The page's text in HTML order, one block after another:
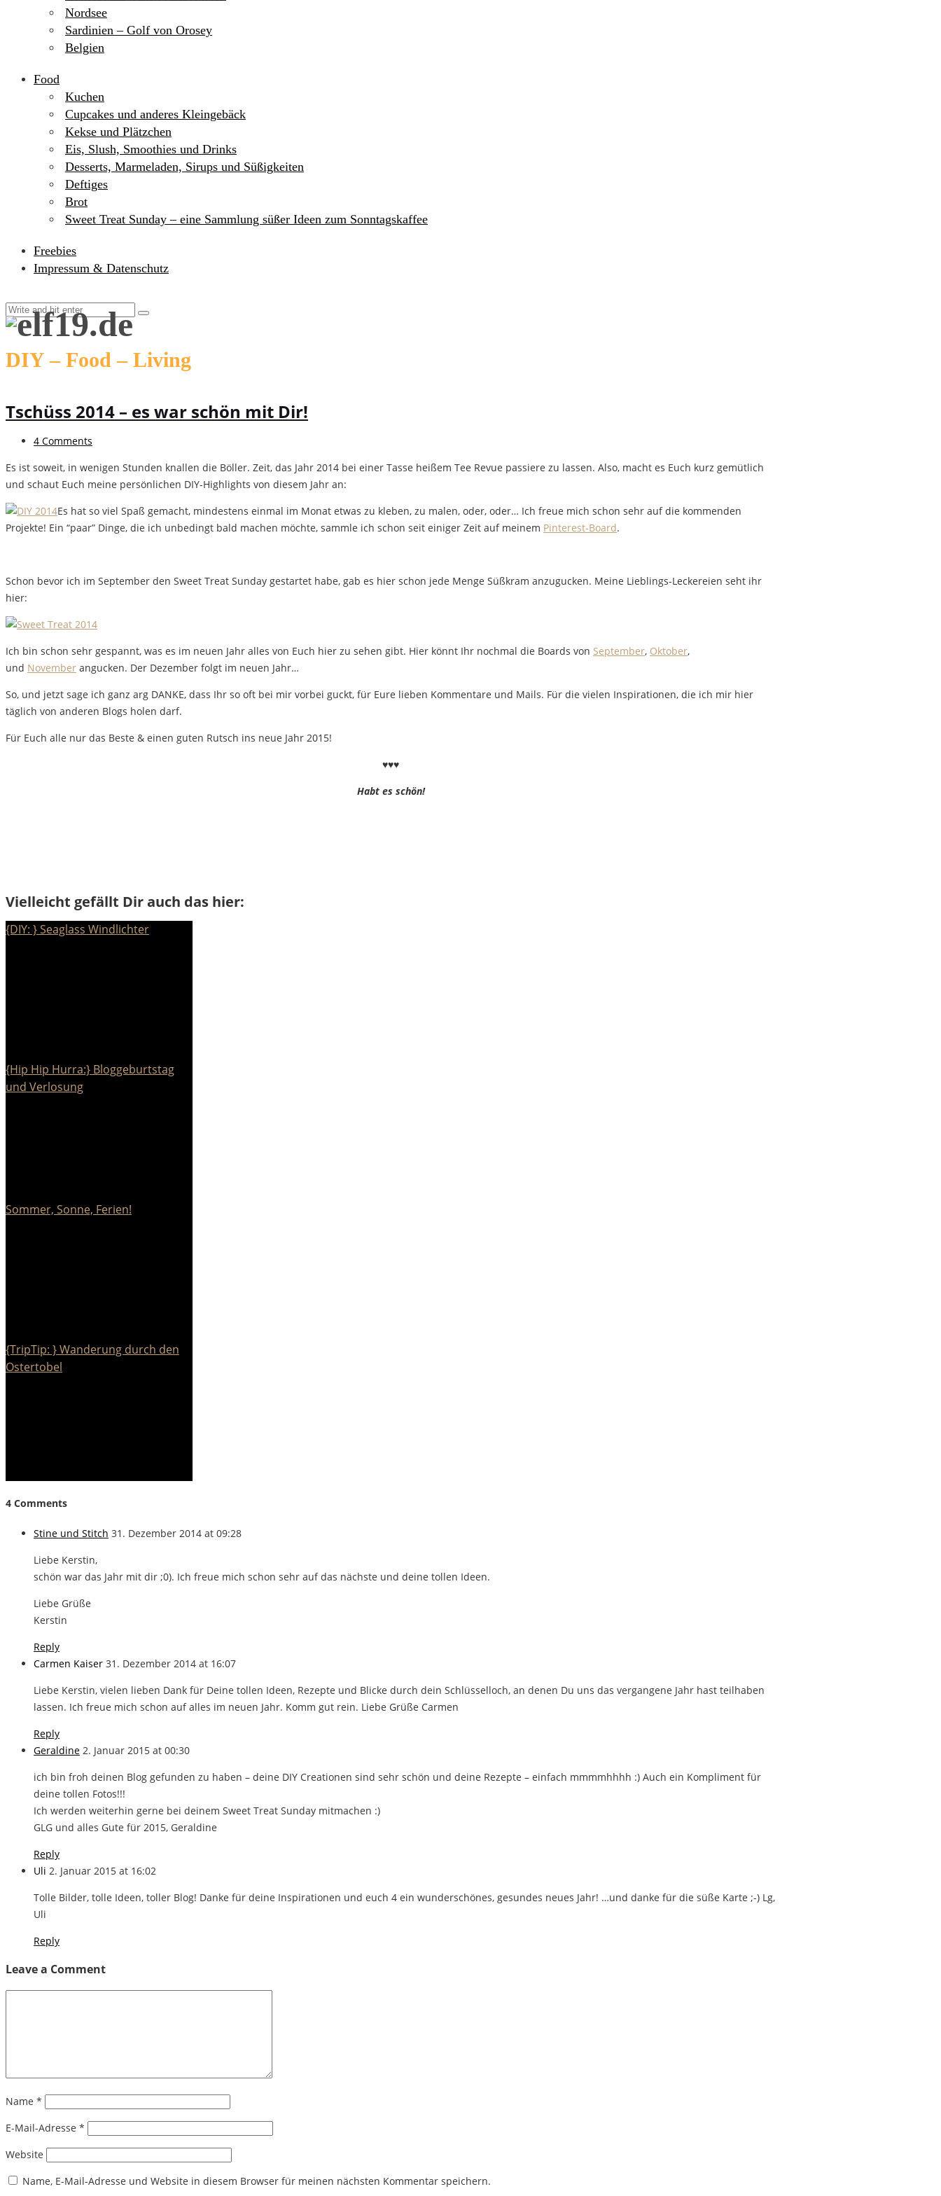
Nordsee
Sardinien – Golf von Orosey
Belgien
Food
Kuchen
Cupcakes und anderes Kleingebäck
Kekse und Plätzchen
Eis, Slush, Smoothies und Drinks
Desserts, Marmeladen, Sirups und Süßigkeiten
Deftiges
Brot
Sweet Treat Sunday – eine Sammlung süßer Ideen zum Sonntagskaffee
Freebies
Impressum & Datenschutz
DIY – Food – Living
Tschüss 2014 – es war schön mit Dir!
4 Comments
Es ist soweit, in wenigen Stunden knallen die Böller. Zeit, das Jahr 2014 bei einer Tasse heißem Tee Revue passiere zu lassen. Also, macht es Euch kurz gemütlich
und schaut Euch meine persönlichen DIY-Highlights von diesem Jahr an:
Es hat so viel Spaß gemacht, mindestens einmal im Monat etwas zu kleben, zu malen, oder, oder… Ich freue mich schon sehr auf die kommenden
Projekte! Ein “paar” Dinge, die ich unbedingt bald machen möchte, sammle ich schon seit einiger Zeit auf meinem Pinterest-Board.
Schon bevor ich im September den Sweet Treat Sunday gestartet habe, gab es hier schon jede Menge Süßkram anzugucken. Meine Lieblings-Leckereien seht ihr
hier:
Ich bin schon sehr gespannt, was es im neuen Jahr alles von Euch hier zu sehen gibt. Hier könnt Ihr nochmal die Boards von September, Oktober,
und November angucken. Der Dezember folgt im neuen Jahr…
So, und jetzt sage ich ganz arg DANKE, dass Ihr so oft bei mir vorbei guckt, für Eure lieben Kommentare und Mails. Für die vielen Inspirationen, die ich mir hier
täglich von anderen Blogs holen darf.
Für Euch alle nur das Beste & einen guten Rutsch ins neue Jahr 2015!
♥♥♥
Habt es schön!
Vielleicht gefällt Dir auch das hier:
{DIY: } Seaglass Windlichter
{Hip Hip Hurra:} Bloggeburtstag
und Verlosung
Sommer, Sonne, Ferien!
{TripTip: } Wanderung durch den
Ostertobel
4 Comments
Stine und Stitch 31. Dezember 2014 at 09:28
Liebe Kerstin,
schön war das Jahr mit dir ;0). Ich freue mich schon sehr auf das nächste und deine tollen Ideen.
Liebe Grüße
Kerstin
Reply
Carmen Kaiser 31. Dezember 2014 at 16:07
Liebe Kerstin, vielen lieben Dank für Deine tollen Ideen, Rezepte und Blicke durch dein Schlüsselloch, an denen Du uns das vergangene Jahr hast teilhaben
lassen. Ich freue mich schon auf alles im neuen Jahr. Komm gut rein. Liebe Grüße Carmen
Reply
Geraldine 2. Januar 2015 at 00:30
ich bin froh deinen Blog gefunden zu haben – deine DIY Creationen sind sehr schön und deine Rezepte – einfach mmmmhhhh :) Auch ein Kompliment für
deine tollen Fotos!!!
Ich werden weiterhin gerne bei deinem Sweet Treat Sunday mitmachen :)
GLG und alles Gute für 2015, Geraldine
Reply
Uli 2. Januar 2015 at 16:02
Tolle Bilder, tolle Ideen, toller Blog! Danke für deine Inspirationen und euch 4 ein wunderschönes, gesundes neues Jahr! …und danke für die süße Karte ;-) Lg,
Uli
Reply
Leave a Comment
Name *
E-Mail-Adresse *
Website
Name, E-Mail-Adresse und Website in diesem Browser für meinen nächsten Kommentar speichern.